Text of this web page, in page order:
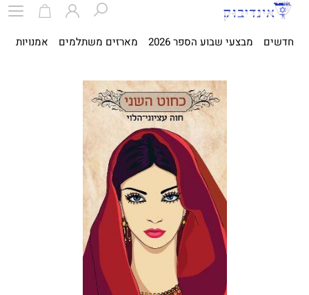
חדשים מבצעי שבוע הספר 2026 מארזים משתלמים אמנויות